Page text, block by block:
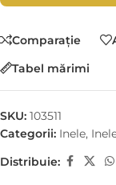
Comparaţie
Tabel mărimi
SKU: 103511
Categorii: Inele,
Distribuie: